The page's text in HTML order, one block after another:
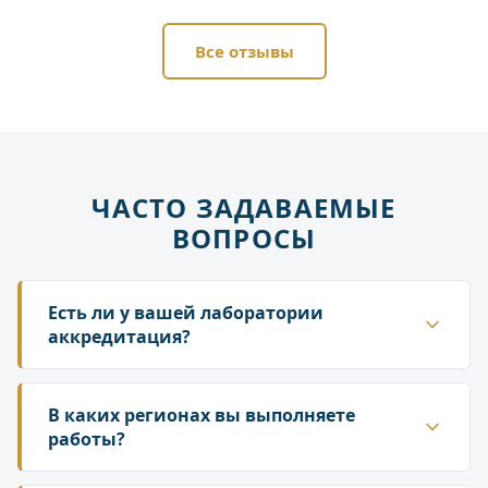
Все отзывы
ЧАСТО ЗАДАВАЕМЫЕ
ВОПРОСЫ
Есть ли у вашей лаборатории
аккредитация?
Да. ГК «Лаборатория» аккредитована в
национальной системе Росаккредитации. Наши
протоколы и заключения принимаются
В каких регионах вы выполняете
работы?